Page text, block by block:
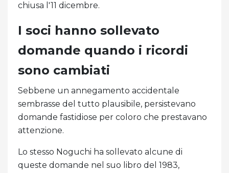
chiusa l'11 dicembre.
I soci hanno sollevato
domande quando i ricordi
sono cambiati
Sebbene un annegamento accidentale
sembrasse del tutto plausibile, persistevano
domande fastidiose per coloro che prestavano
attenzione.
Lo stesso Noguchi ha sollevato alcune di
queste domande nel suo libro del 1983,